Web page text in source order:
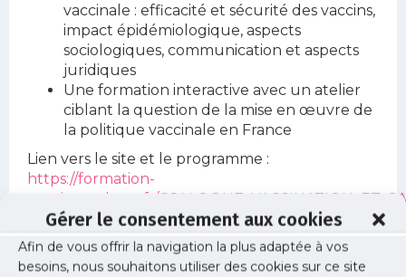
Gérer le consentement aux cookies
Afin de vous offrir la navigation la plus adaptée à vos
besoins, nous souhaitons utiliser des cookies sur ce site
vaccinale : efficacité et sécurité des vaccins,
impact épidémiologique, aspects
sociologiques, communication et aspects
juridiques
Une formation interactive avec un atelier
ciblant la question de la mise en œuvre de
la politique vaccinale en France
Lien vers le site et le programme :
https://formation-
continue.ehesp.fr/
Informations